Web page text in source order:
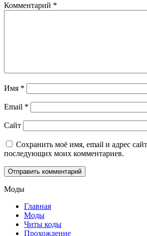
Комментарий *
Имя *
Email *
Сайт
Сохранить моё имя, email и адрес
последующих моих комментариев.
Моды
Главная
Моды
Читы коды
Прохождение